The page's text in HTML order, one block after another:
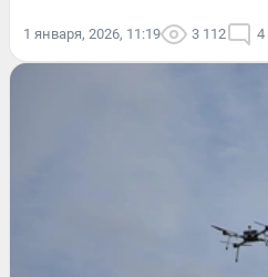
1 января, 2026, 11:19 3 112 4